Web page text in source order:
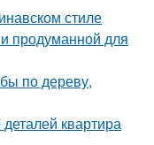
стиле
продуманной для
по дереву,
квартира